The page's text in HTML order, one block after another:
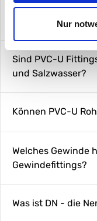
Nur
Können PVC-U
oder Materialien
Sind PVC-U
und Salzwasser?
Können PVC-U
Welches Gewinde
Gewindefittings?
Was ist DN - die